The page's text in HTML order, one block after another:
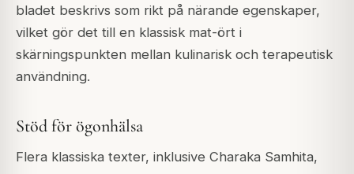
bladet beskrivs som rikt på närande egenskaper,
vilket gör det till en klassisk mat-ört i
skärningspunkten mellan kulinarisk och terapeutisk
användning.
Stöd för ögonhälsa
Flera klassiska texter, inklusive Charaka Samhita,